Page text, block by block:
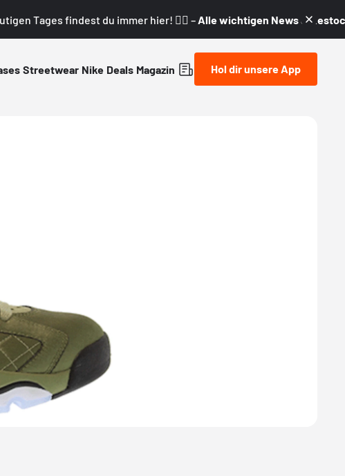
Tages findest du immer hier! 👇🏼 – Alle wichtigen News &
Streetwear Nike Deals Magazin Hol dir unsere App